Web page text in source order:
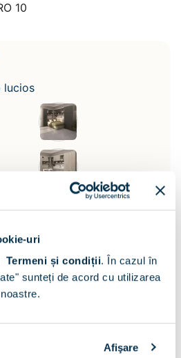
uri
Termeni și condiții. În cazul în
sunteți de acord cu utilizarea
Afişare
10
lucios
Sertar pat